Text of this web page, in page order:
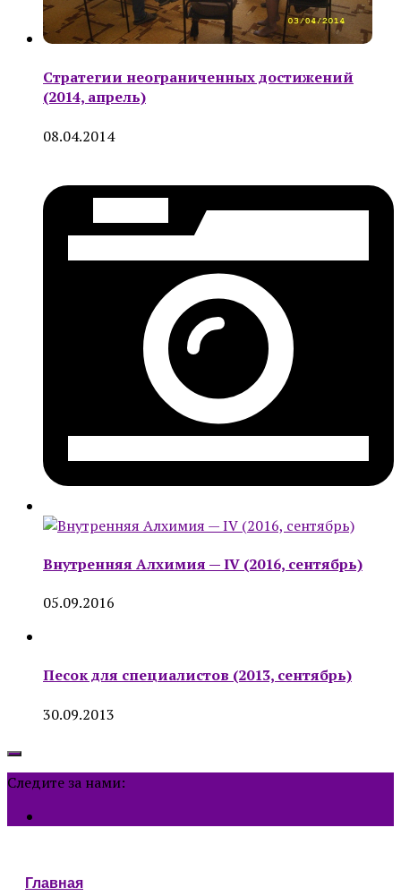
Стратегии неограниченных достижений
(2014, апрель)
08.04.2014
Внутренняя Алхимия — IV (2016, сентябрь)
05.09.2016
Песок для специалистов (2013, сентябрь)
30.09.2013
Следите за нами:
Главная